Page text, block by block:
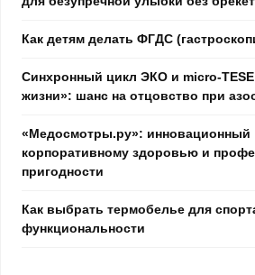
Как детям делать ФГДС
Синхронный цикл ЭКО и micro-
жизни»: шанс на отцовство при
«Медосмотры.ру»: инновационный
корпоративному здоровью и
пригодности
Как выбрать термобелье для
функциональности